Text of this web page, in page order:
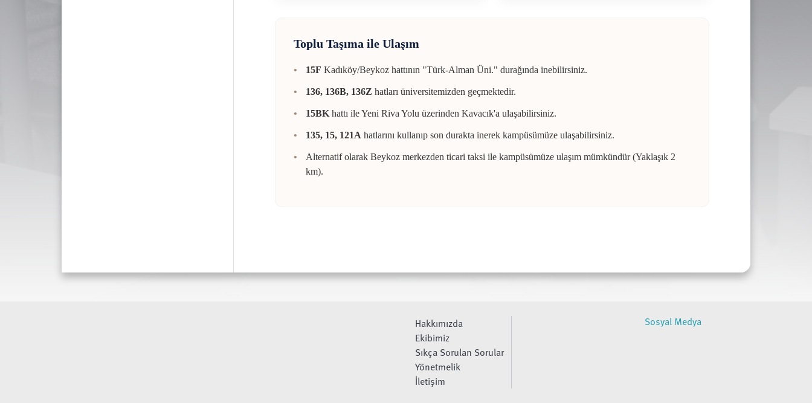
Toplu Taşıma ile Ulaşım
15F Kadıköy/Beykoz hattının "Türk-Alman Üni." durağında inebilirsiniz.
136, 136B, 136Z hatları üniversitemizden geçmektedir.
15BK hattı ile Yeni Riva Yolu üzerinden Kavacık'a ulaşabilirsiniz.
135, 15, 121A hatlarını kullanıp son durakta inerek kampüsümüze ulaşabilirsiniz.
Alternatif olarak Beykoz merkezden ticari taksi ile kampüsümüze ulaşım mümkündür (Yaklaşık 2
km).
Hakkımızda
Ekibimiz
Sıkça Sorulan Sorular
Yönetmelik
İletişim
Sosyal Medya